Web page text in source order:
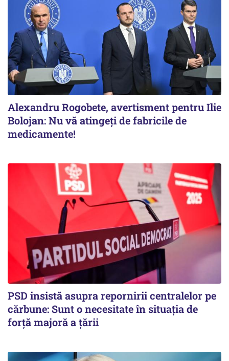
Alexandru Rogobete, avertisment pentru Ilie
Bolojan: Nu vă atingeți de fabricile de
medicamente!
PSD insistă asupra repornirii centralelor pe
cărbune: Sunt o necesitate în situația de
forță majoră a țării